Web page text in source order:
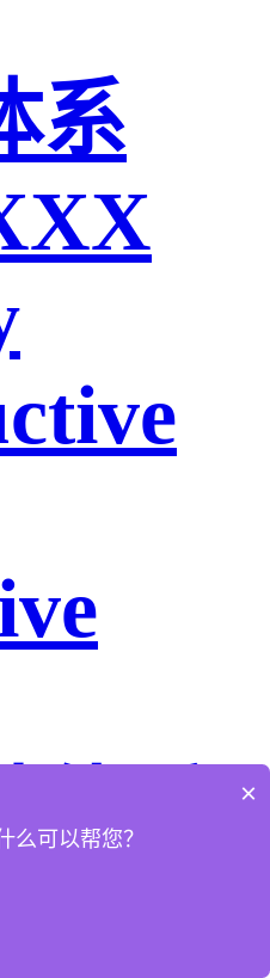
系
系
×
么可以帮您？